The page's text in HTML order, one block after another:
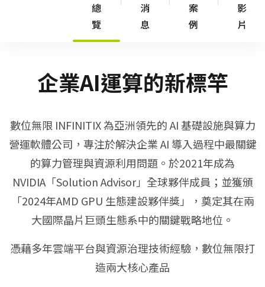
總
覽
消
息
案
例
影
片
企業AI運算的新標竿
數位無限 INFINITIX 為亞洲領先的 AI 基礎設施與算力
營運軟體公司，專注於解決企業 AI 導入過程中最關鍵
的算力管理與資源利用問題。於2021年成為
NVIDIA「Solution Advisor」全球夥伴成員；並獲頒
「2024年AMD GPU 生態建設夥伴獎」，奠定其在兩
大國際晶片巨頭生態系中的關鍵戰略地位。
憑藉多年雲端平台與資源治理技術經驗，數位無限打
造兩大核心產品